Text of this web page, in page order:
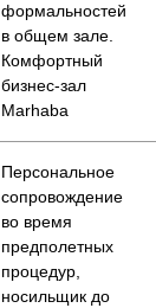
формальностей
в общем зале.
Комфортный
бизнес-зал
Marhaba
Персональное
сопровождение
во время
предполетных
процедур,
носильщик до